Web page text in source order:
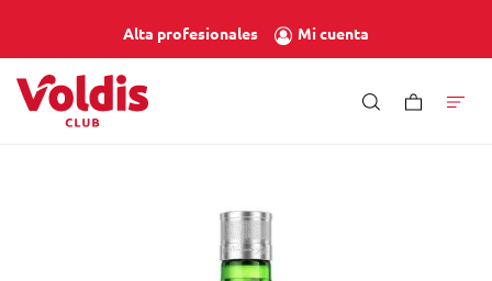
Alta profesionales Mi cuenta